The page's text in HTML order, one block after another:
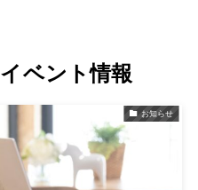
イベント情報
お知らせ